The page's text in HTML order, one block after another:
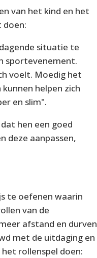
van het kind en het
doen:
situatie te
sportevenement.
voelt. Moedig het
helpen zich
en slim".
hen een goed
deze aanpassen,
te oefenen waarin
van de
afstand en durven
met de uitdaging en
rollenspel doen: